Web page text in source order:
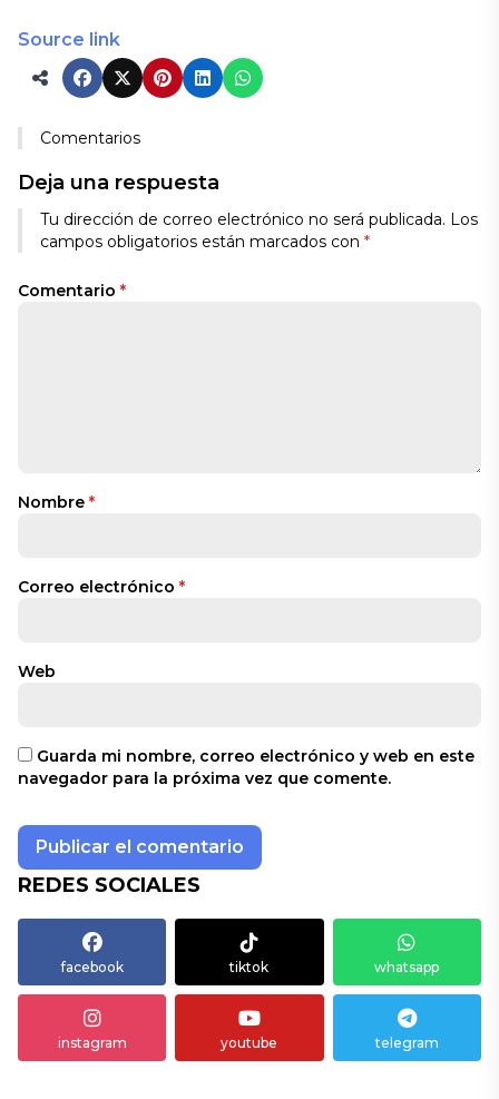
Source link
Comentarios
Deja una respuesta
Tu dirección de correo electrónico no será publicada. Los
campos obligatorios están marcados con *
Comentario *
Nombre *
Correo electrónico *
Web
Guarda mi nombre, correo electrónico y web en este
navegador para la próxima vez que comente.
REDES SOCIALES
facebook tiktok whatsapp
instagram youtube telegram